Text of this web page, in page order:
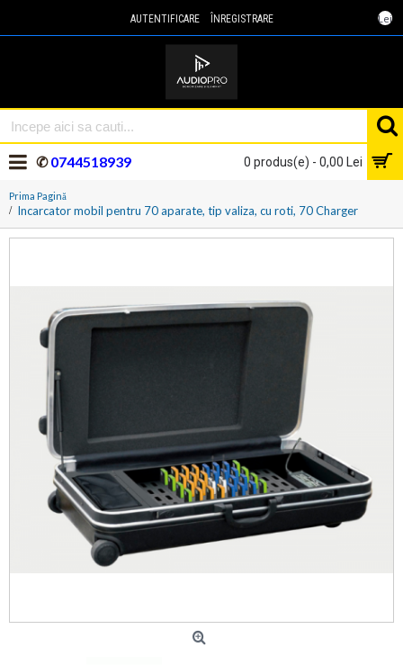
Lei
AUTENTIFICARE ÎNREGISTRARE
0 produs(e) - 0,00 Lei
✆0744518939
Prima Pagină
Incarcator mobil pentru 70 aparate, tip valiza, cu roti, 70 Charger